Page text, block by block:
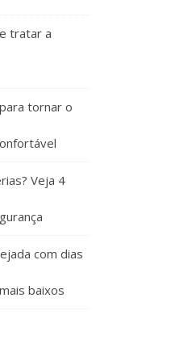
tratar a
tornar o
Veja 4
com dias
baixos